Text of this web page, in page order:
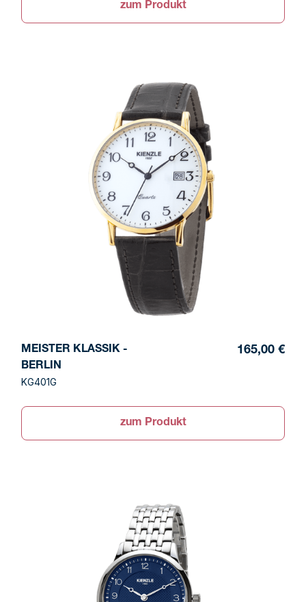
zum Produkt
MEISTER KLASSIK -
BERLIN
KG401G
165,00 €
zum Produkt